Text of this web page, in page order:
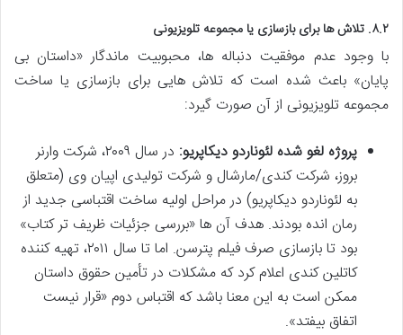
۸.۲. تلاش ها برای بازسازی یا مجموعه تلویزیونی
با وجود عدم موفقیت دنباله ها، محبوبیت ماندگار «داستان بی
پایان» باعث شده است که تلاش هایی برای بازسازی یا ساخت
مجموعه تلویزیونی از آن صورت گیرد:
پروژه لغو شده لئوناردو دیکاپریو:
در سال ۲۰۰۹، شرکت وارنر
بروز، شرکت کندی/مارشال و شرکت تولیدی اپیان وی (متعلق
به لئوناردو دیکاپریو) در مراحل اولیه ساخت اقتباسی جدید از
رمان انده بودند. هدف آن ها «بررسی جزئیات ظریف تر کتاب»
بود تا بازسازی صرف فیلم پترسن. اما تا سال ۲۰۱۱، تهیه کننده
کاتلین کندی اعلام کرد که مشکلات در تأمین حقوق داستان
ممکن است به این معنا باشد که اقتباس دوم «قرار نیست
اتفاق بیفتد».